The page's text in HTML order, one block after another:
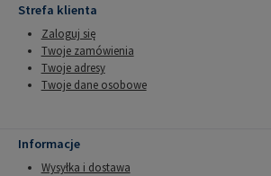
Strefa klienta
Zaloguj się
Twoje zamówienia
Twoje adresy
Twoje dane osobowe
Informacje
Wysyłka i dostawa